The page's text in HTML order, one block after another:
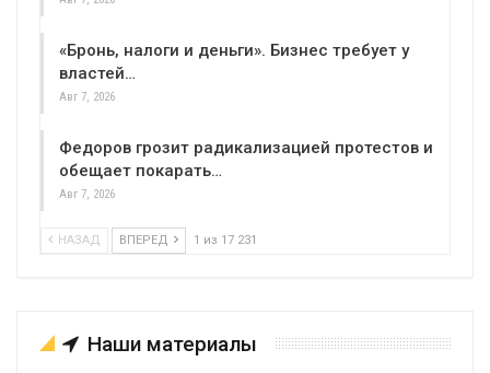
«Бронь, налоги и деньги». Бизнес требует у
властей…
Авг 7, 2026
Федоров грозит радикализацией протестов и
обещает покарать…
Авг 7, 2026
НАЗАД ВПЕРЕД 1 из 17 231
Наши материалы